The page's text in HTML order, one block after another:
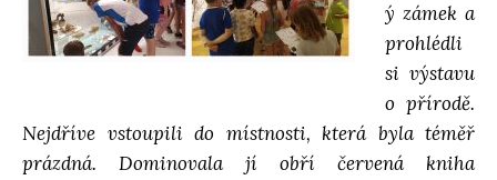
n
í
ý zámek a
prohlédli
si výstavu
o přírodě.
Nejdříve vstoupili do místnosti, která byla téměř
prázdná. Dominovala jí obří červená kniha